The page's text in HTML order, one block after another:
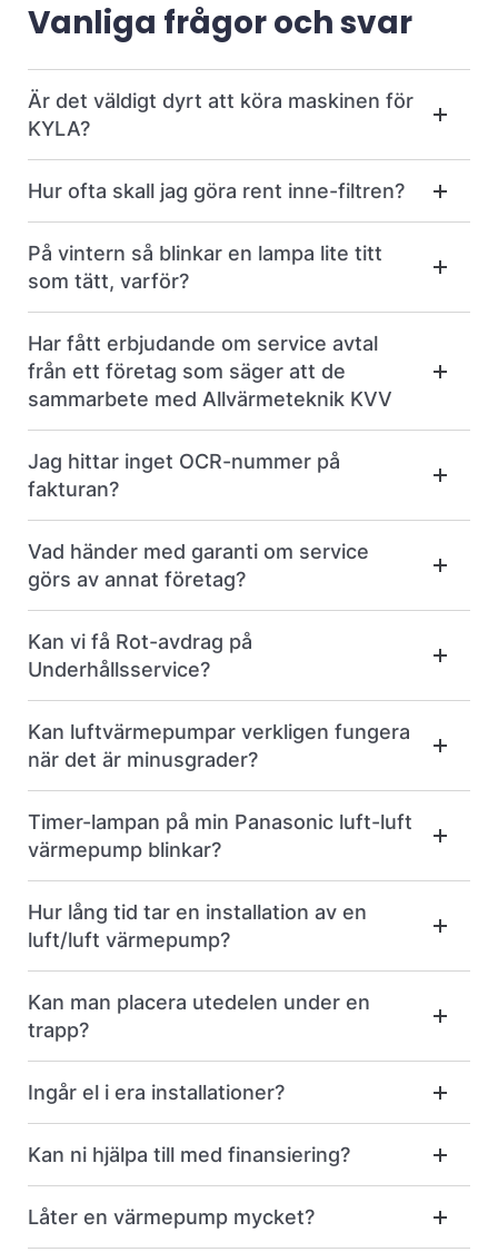
Vanliga frågor och svar
Är det väldigt dyrt att köra maskinen för
KYLA?
Hur ofta skall jag göra rent inne-filtren?
På vintern så blinkar en lampa lite titt
som tätt, varför?
Har fått erbjudande om service avtal
från ett företag som säger att de
sammarbete med Allvärmeteknik KVV
Jag hittar inget OCR-nummer på
fakturan?
Vad händer med garanti om service
görs av annat företag?
Kan vi få Rot-avdrag på
Underhållsservice?
Kan luftvärmepumpar verkligen fungera
när det är minusgrader?
Timer-lampan på min Panasonic luft-luft
värmepump blinkar?
Hur lång tid tar en installation av en
luft/luft värmepump?
Kan man placera utedelen under en
trapp?
Ingår el i era installationer?
Kan ni hjälpa till med finansiering?
Låter en värmepump mycket?